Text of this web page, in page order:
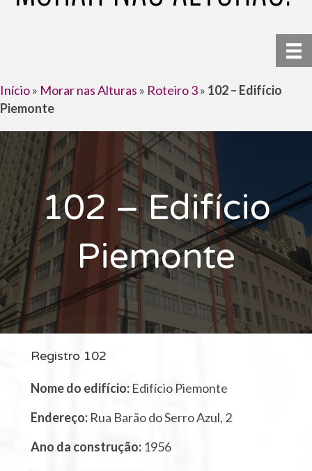
Início» Morar nas Alturas » Roteiro 3» 102 – Edifício
Piemonte
102 – Edifício
Piemonte
Registro 102
Nome do edifício: Edifício Piemonte
Endereço: Rua Barão do Serro Azul, 2
Ano da construção: 1956